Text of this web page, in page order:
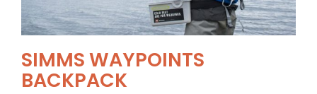
SIMMS WAYPOINTS
BACKPACK